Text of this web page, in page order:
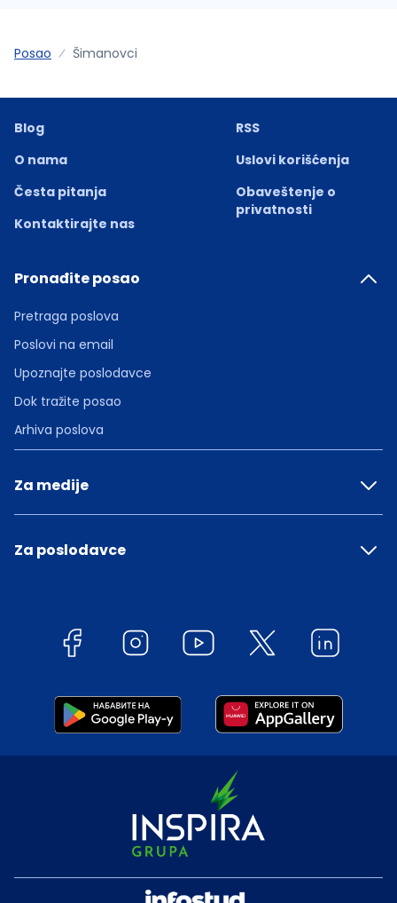
Posao Šimanovci
Blog
O nama
Česta pitanja
Kontaktirajte nas
RSS
Uslovi korišćenja
Obaveštenje o
privatnosti
Pronađite posao
Pretraga poslova
Poslovi na email
Upoznajte poslodavce
Dok tražite posao
Arhiva poslova
Za medije
Za poslodavce